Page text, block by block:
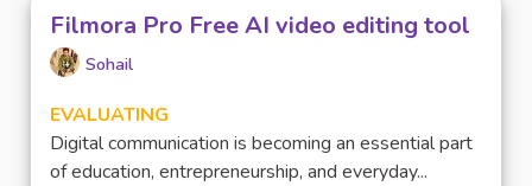
Filmora Pro Free AI video editing tool
Sohail
EVALUATING
Digital communication is becoming an essential part
of education, entrepreneurship, and everyday...